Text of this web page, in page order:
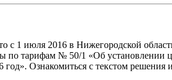
с 1 июля 2016 в Нижегородской
по тарифам № 50/1 «Об установлении
год». Ознакомиться с текстом